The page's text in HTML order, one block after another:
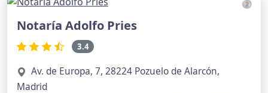
Notaría Adolfo Pries
3.4
Av. de Europa, 7, 28224 Pozuelo de Alarcón,
Madrid